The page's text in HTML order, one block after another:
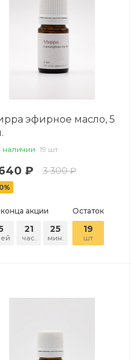
эфирное масло, 5
наличии 19 шт
₽ 3 300 ₽
акции
21
час.
25
мин.
Остаток
19
шт